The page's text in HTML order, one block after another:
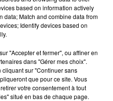
“COMPOST
LA PREMIÈRE
based on information actively
data; Match and combine data from
Identify devices based on
"Accepter et fermer", ou affiner en
dans "Gérer mes choix".
sur "Continuer sans
que pour ce site. Vous
votre consentement à tout
situé en bas de chaque page.